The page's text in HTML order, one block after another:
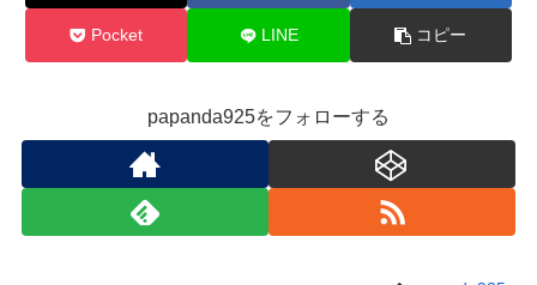
Pocket LINE コピー
papanda925をフォローする